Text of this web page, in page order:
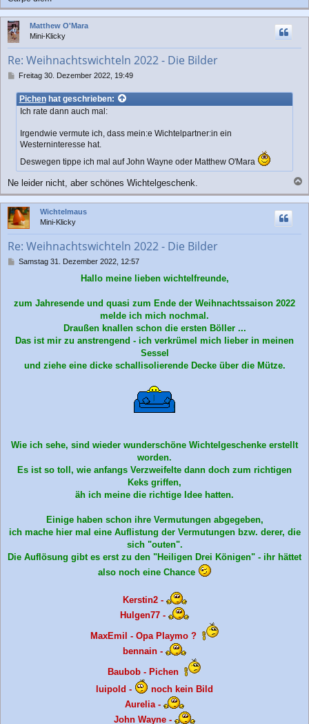
a
c
Matthew O'Mara
Mini-Klicky
Re: Weihnachtswichteln 2022 - Die Bilder
B
i
t
Freitag 30. Dezember 2022, 19:49
Pichenhat geschrieben:
Ich rate dann auch mal:
Irgendwie vermute ich, dass mein:e Wichtelpartner:in ein
Westerninteresse hat.
Deswegen tippe ich mal auf John Wayne oder Matthew O'Mara
Ne leider nicht, aber schönes Wichtelgeschenk.
a
c
Wichtelmaus
Mini-Klicky
Re: Weihnachtswichteln 2022 - Die Bilder
B
r
Samstag 31. Dezember 2022, 12:57
Hallo meine lieben wichtelfreunde,
zum Jahresende und quasi zum Ende der Weihnachtssaison 2022
melde ich mich nochmal.
Draußen knallen schon die ersten Böller ...
Das ist mir zu anstrengend - ich verkrümel mich lieber in meinen
Sessel
und ziehe eine dicke schallisolierende Decke über die Mütze.
Wie ich sehe, sind wieder wunderschöne Wichtelgeschenke erstellt
worden.
Es ist so toll, wie anfangs Verzweifelte dann doch zum richtigen
Keks griffen,
äh ich meine die richtige Idee hatten.
Einige haben schon ihre Vermutungen abgegeben,
ich mache hier mal eine Auflistung der Vermutungen bzw. derer, die
sich "outen".
Die Auflösung gibt es erst zu den "Heiligen Drei Königen" - ihr hättet
also noch eine Chance
Kerstin2 -
Hulgen77 -
MaxEmil - Opa Playmo ?
bennain -
Baubob - Pichen
luipold -
noch kein Bild
Aurelia -
John Wayne -